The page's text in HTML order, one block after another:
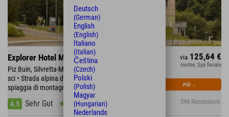
Explorer Hotel Montafon
Piz Buin, Silvretta-Montafon con 300 km di piste da
sci • Strada alpina del Silvretta • direttamente sulla
spiaggia di montagna, 270 km di piste ciclabili
4.5
Sehr Gut 396 Recensioni
via 125,64 €
inoltre, Spa fiscale
PIÙ ↓
Deutsch
(German)
English
(English)
Italiano
(Italian)
Čeština
(Czech)
Polski
(Polish)
Magyar
(Hungarian)
Nederlands